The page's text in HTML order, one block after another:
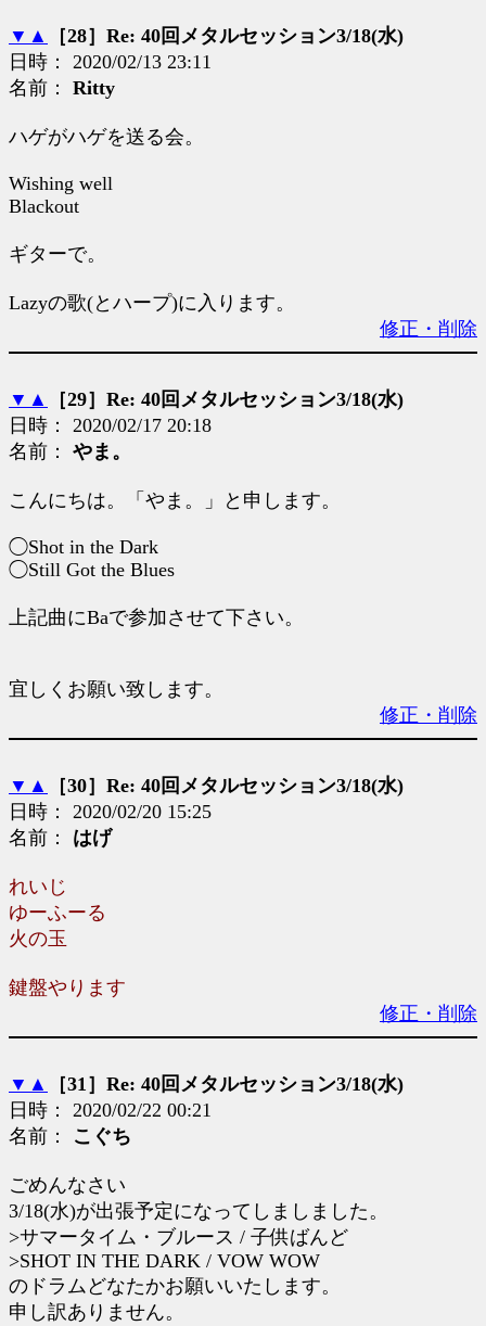
▼ ▲
［28］Re: 40回メタルセッション3/18(水)
日時： 2020/02/13 23:11
名前： Ritty
ハゲがハゲを送る会。
Wishing well
Blackout
ギターで。
Lazyの歌(とハープ)に入ります。
修正・削除
▼ ▲
［29］Re: 40回メタルセッション3/18(水)
日時： 2020/02/17 20:18
名前： やま。
こんにちは。「やま。」と申します。
◯Shot in the Dark
◯Still Got the Blues
上記曲にBaで参加させて下さい。
宜しくお願い致します。
修正・削除
▼ ▲
［30］Re: 40回メタルセッション3/18(水)
日時： 2020/02/20 15:25
名前： はげ
れいじ
ゆーふーる
火の玉
鍵盤やります
修正・削除
▼ ▲
［31］Re: 40回メタルセッション3/18(水)
日時： 2020/02/22 00:21
名前： こぐち
ごめんなさい
3/18(水)が出張予定になってしましました。
>サマータイム・ブルース / 子供ばんど
>SHOT IN THE DARK / VOW WOW
のドラムどなたかお願いいたします。
申し訳ありません。